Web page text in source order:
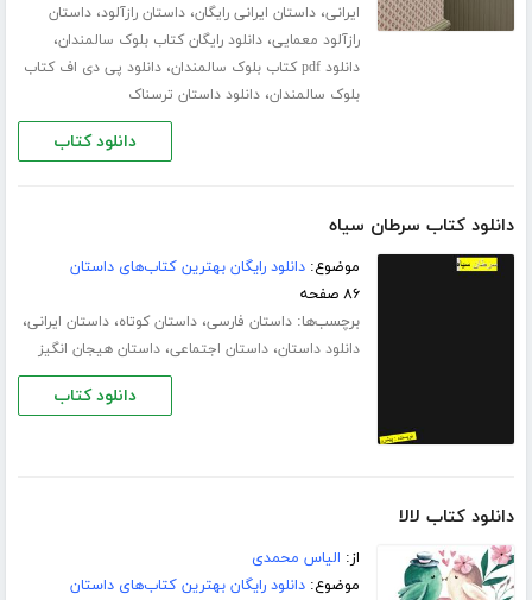
ایرانی،داستان ایرانی رایگان،داستان رازآلود،داستان
رازآلود معمایی،دانلود رایگان کتاب بلوک سالمندان،
دانلود pdf کتاب بلوک سالمندان ،دانلود پی دی اف کتاب
بلوک سالمندان،دانلود داستان ترسناک
دانلود کتاب
دانلود کتاب سرطان سیاه
موضوع:دانلود رایگان بهترین کتاب‌های داستان
۸۶ صفحه
برچسب‌ها:داستان فارسی،داستان کوتاه،داستان ایرانی،
دانلود داستان،داستان اجتماعی،داستان هیجان انگیز
دانلود کتاب
دانلود کتاب لالا
از: الیاس محمدی
موضوع:دانلود رایگان بهترین کتاب‌های داستان